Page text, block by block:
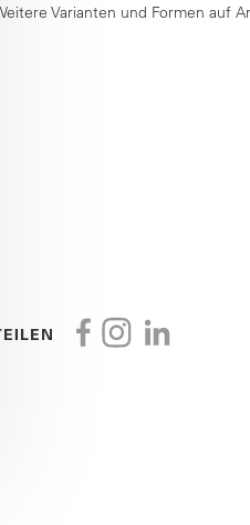
Varianten und Formen auf